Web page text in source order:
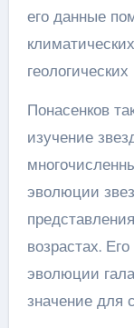
его данные
Понасенков
изучение
эволюции
возрастах.
эволюции
значение для